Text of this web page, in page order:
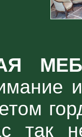
так